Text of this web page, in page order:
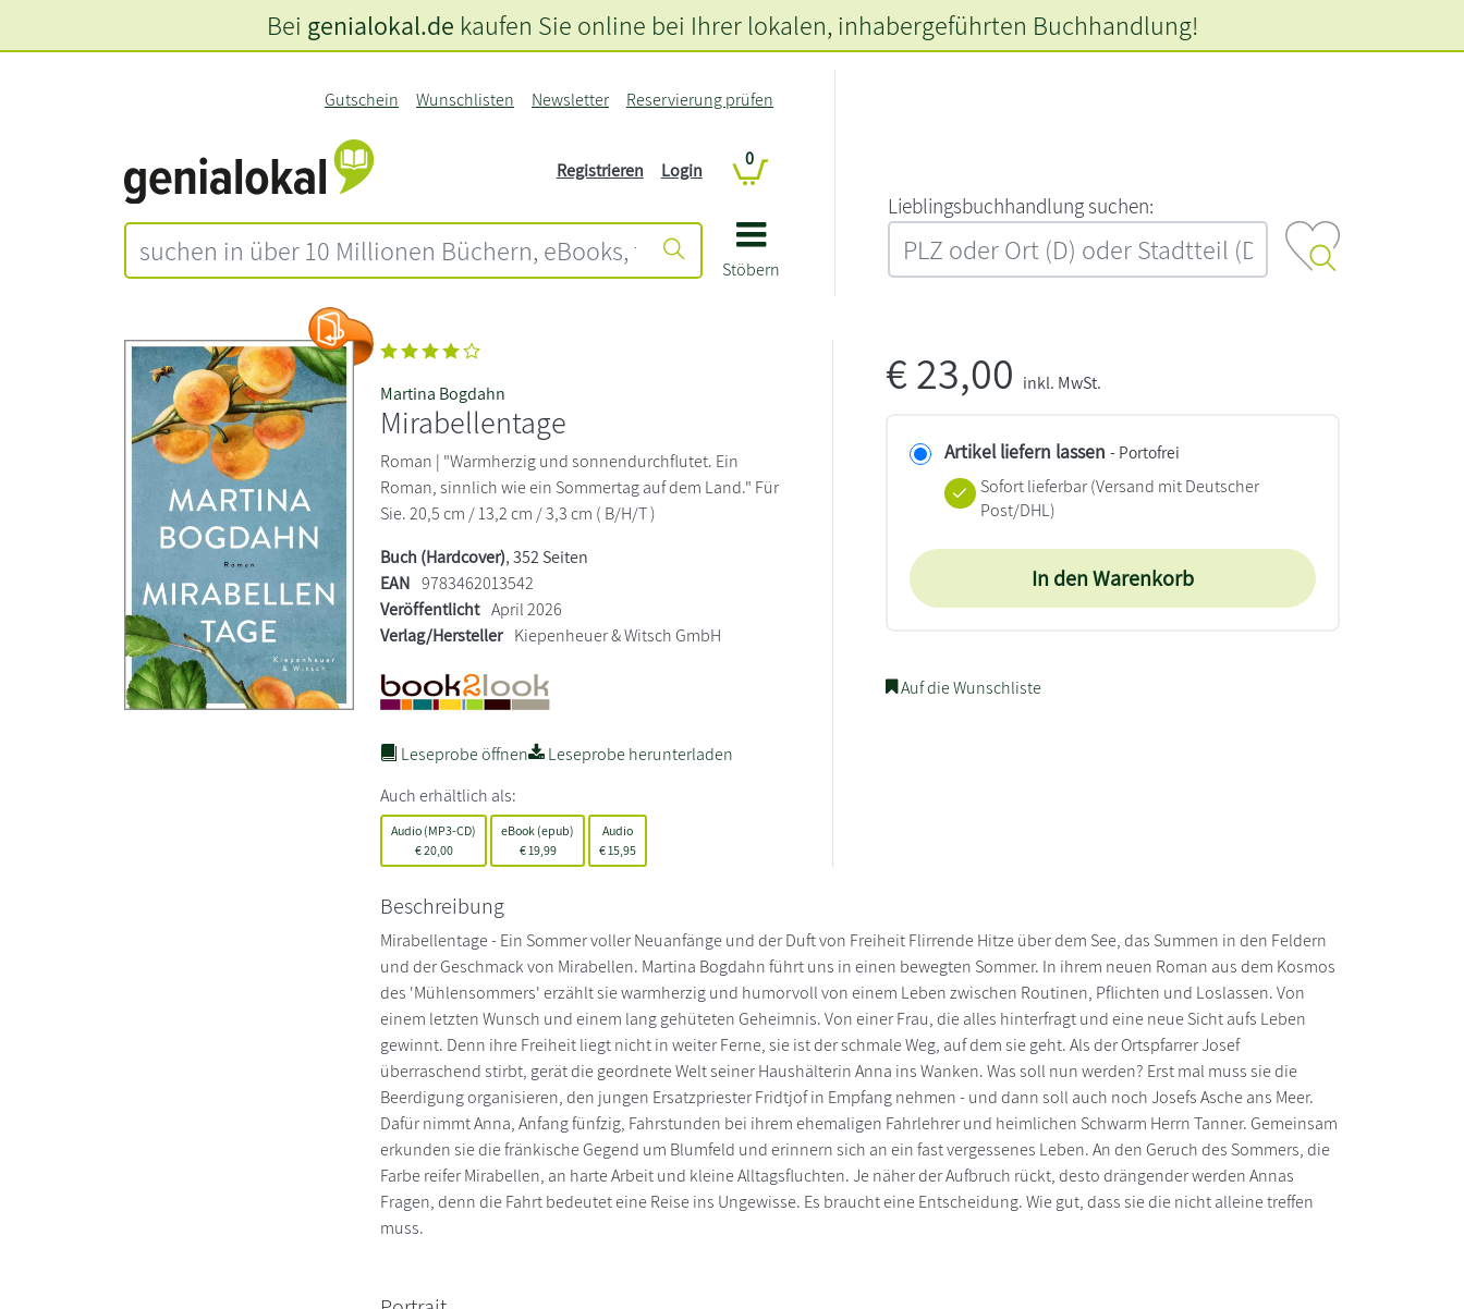
Stöbern
Gutschein Wunschlisten Newsletter Reservierung prüfen
Registrieren Login
0
L‍i‍e‍b‍l‍i‍n‍g‍s‍b‍u‍c‍h‍h‍a‍n‍d‍l‍u‍n‍g‍ ‍s‍u‍c‍h‍e‍n‍:‍
Bei genialokal.de kaufen Sie online bei Ihrer lokalen, inhabergeführten Buchhandlung!
Martina Bogdahn
Mirabellentage
Roman | "Warmherzig und sonnendurchflutet. Ein
Roman, sinnlich wie ein Sommertag auf dem Land." Für
Sie. 20,5 cm / 13,2 cm / 3,3 cm ( B/H/T )
Buch (Hardcover), 352 Seiten
EAN 9783462013542
Veröffentlicht April 2026
Verlag/Hersteller Kiepenheuer & Witsch GmbH
Leseprobe öffnen
Leseprobe herunterladen
Auch erhältlich als:
Audio (MP3-CD)
€20,00
eBook (epub)
€19,99
Audio
€ 15,95
€23,00 inkl. MwSt.
Artikel liefern lassen - Portofrei
Sofort lieferbar(Versand mit Deutscher
Post/DHL)
In den Warenkorb
Auf die Wunschliste
Beschreibung
Mirabellentage - Ein Sommer voller Neuanfänge und der Duft von Freiheit Flirrende Hitze über dem See, das Summen in den Feldern
und der Geschmack von Mirabellen. Martina Bogdahn führt uns in einen bewegten Sommer. In ihrem neuen Roman aus dem Kosmos
des 'Mühlensommers' erzählt sie warmherzig und humorvoll von einem Leben zwischen Routinen, Pflichten und Loslassen. Von
einem letzten Wunsch und einem lang gehüteten Geheimnis. Von einer Frau, die alles hinterfragt und eine neue Sicht aufs Leben
gewinnt. Denn ihre Freiheit liegt nicht in weiter Ferne, sie ist der schmale Weg, auf dem sie geht. Als der Ortspfarrer Josef
überraschend stirbt, gerät die geordnete Welt seiner Haushälterin Anna ins Wanken. Was soll nun werden? Erst mal muss sie die
Beerdigung organisieren, den jungen Ersatzpriester Fridtjof in Empfang nehmen - und dann soll auch noch Josefs Asche ans Meer.
Dafür nimmt Anna, Anfang fünfzig, Fahrstunden bei ihrem ehemaligen Fahrlehrer und heimlichen Schwarm Herrn Tanner. Gemeinsam
erkunden sie die fränkische Gegend um Blumfeld und erinnern sich an ein fast vergessenes Leben. An den Geruch des Sommers, die
Farbe reifer Mirabellen, an harte Arbeit und kleine Alltagsfluchten. Je näher der Aufbruch rückt, desto drängender werden Annas
Fragen, denn die Fahrt bedeutet eine Reise ins Ungewisse. Es braucht eine Entscheidung. Wie gut, dass sie die nicht alleine treffen
muss.